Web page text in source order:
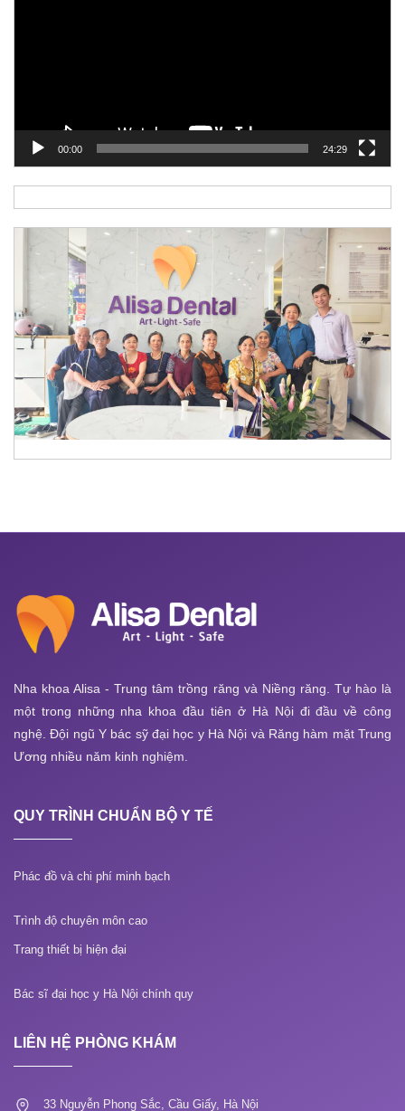
00:00 24:29
Nha khoa Alisa - Trung tâm trồng răng và Niềng răng. Tự hào là
một trong những nha khoa đầu tiên ở Hà Nội đi đầu về công
nghệ. Đội ngũ Y bác sỹ đại học y Hà Nội và Răng hàm mặt Trung
Ương nhiều năm kinh nghiệm.
QUY TRÌNH CHUẨN BỘ Y TẾ
Phác đồ và chi phí minh bạch
Trình độ chuyên môn cao
Trang thiết bị hiện đại
Bác sĩ đại học y Hà Nội chính quy
LIÊN HỆ PHÒNG KHÁM
33 Nguyễn Phong Sắc, Cầu Giấy, Hà Nội